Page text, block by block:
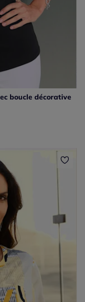
boucle décorative